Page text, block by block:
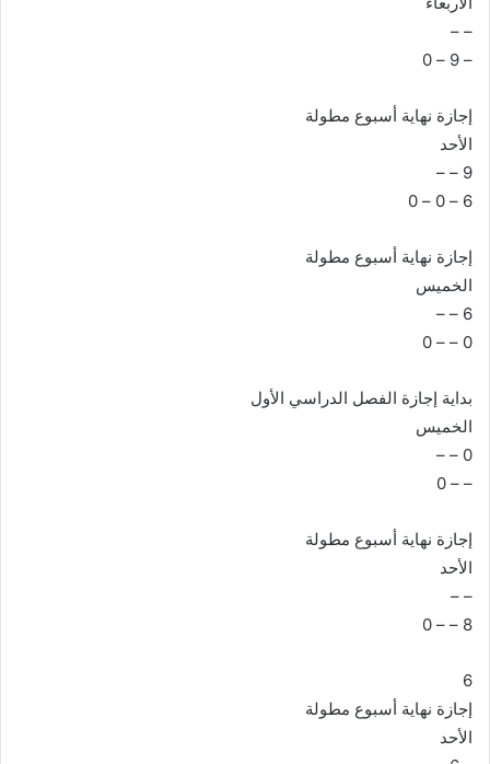
– –
– 9 – 0
إجازة نهاية أسبوع مطولة
الأحد
9 – –
6 – 0 – 0
إجازة نهاية أسبوع مطولة
الخميس
6 – –
0 – – 0
بداية إجازة الفصل الدراسي الأول
الخميس
0 – –
– – 0
إجازة نهاية أسبوع مطولة
الأحد
– –
8 – – 0
6
إجازة نهاية أسبوع مطولة
الأحد